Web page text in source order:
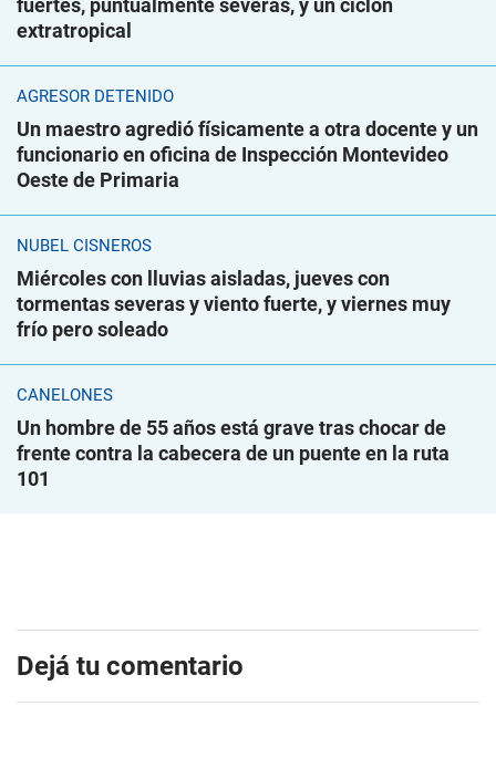
fuertes, puntualmente severas, y un ciclón
extratropical
AGRESOR DETENIDO
Un maestro agredió físicamente a otra docente y un
funcionario en oficina de Inspección Montevideo
Oeste de Primaria
NUBEL CISNEROS
Miércoles con lluvias aisladas, jueves con
tormentas severas y viento fuerte, y viernes muy
frío pero soleado
CANELONES
Un hombre de 55 años está grave tras chocar de
frente contra la cabecera de un puente en la ruta
101
Dejá tu comentario